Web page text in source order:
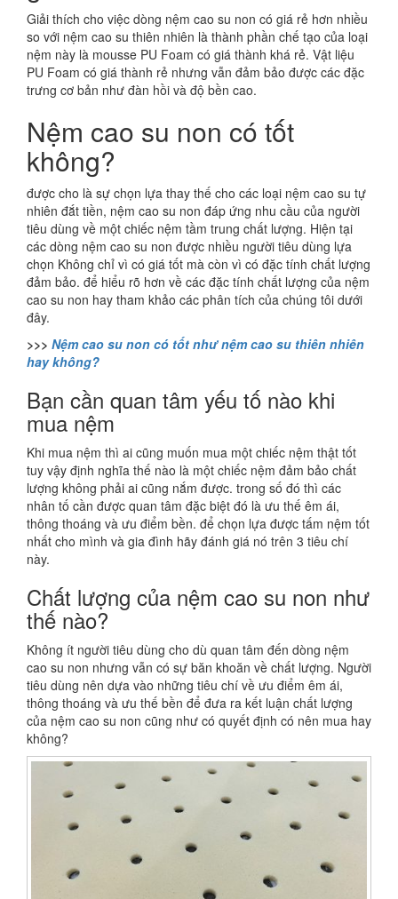
Giải thích cho việc dòng nệm cao su non có giá rẻ hơn nhiều
so với nệm cao su thiên nhiên là thành phần chế tạo của loại
nệm này là mousse PU Foam có giá thành khá rẻ. Vật liệu
PU Foam có giá thành rẻ nhưng vẫn đảm bảo được các đặc
trưng cơ bản như đàn hồi và độ bền cao.
Nệm cao su non có tốt
không?
được cho là sự chọn lựa thay thế cho các loại nệm cao su tự
nhiên đắt tiền, nệm cao su non đáp ứng nhu cầu của người
tiêu dùng về một chiếc nệm tầm trung chất lượng. Hiện tại
các dòng nệm cao su non được nhiều người tiêu dùng lựa
chọn Không chỉ vì có giá tốt mà còn vì có đặc tính chất lượng
đảm bảo. để hiểu rõ hơn về các đặc tính chất lượng của nệm
cao su non hay tham khảo các phân tích của chúng tôi dưới
đây.
>>> Nệm cao su non có tốt như nệm cao su thiên nhiên
hay không?
Bạn cần quan tâm yếu tố nào khi
mua nệm
Khi mua nệm thì ai cũng muốn mua một chiếc nệm thật tốt
tuy vậy định nghĩa thế nào là một chiếc nệm đảm bảo chất
lượng không phải ai cũng nắm được. trong số đó thì các
nhân tố cần được quan tâm đặc biệt đó là ưu thế êm ái,
thông thoáng và ưu điểm bền. để chọn lựa được tấm nệm tốt
nhất cho mình và gia đình hãy đánh giá nó trên 3 tiêu chí
này.
Chất lượng của nệm cao su non như
thế nào?
Không ít người tiêu dùng cho dù quan tâm đến dòng nệm
cao su non nhưng vẫn có sự băn khoăn về chất lượng. Người
tiêu dùng nên dựa vào những tiêu chí về ưu điểm êm ái,
thông thoáng và ưu thế bền để đưa ra kết luận chất lượng
của nệm cao su non cũng như có quyết định có nên mua hay
không?